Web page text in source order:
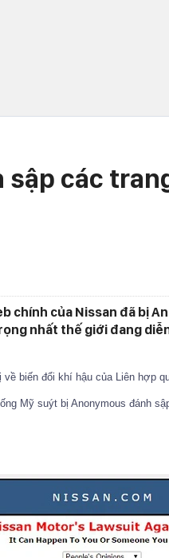
các
chính của Nissan đã bị
nhất thế giới đang
về biến đổi khí hậu của Liên hợp
Mỹ suýt bị Anonymous đánh